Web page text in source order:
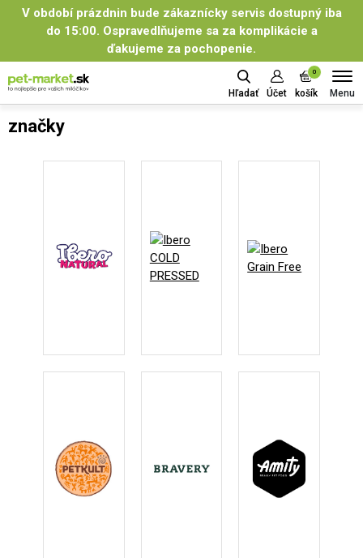
V období prázdnin bude zákaznícky servis dostupný iba
do 15:00. Ospravedlňujeme sa za komplikácie a
ďakujeme za pochopenie.
Hľadať Účet
0
košík Menu
značky